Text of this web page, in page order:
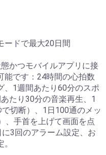
ードで最大20日間
かつモバイルアプリに接
能です：24時間の心拍数
、1週間あたり60分のスポ
たり30分の音楽再生、1
切断）、1日100通のメッ
、手首を上げて画面を点
3回のアラーム設定、お